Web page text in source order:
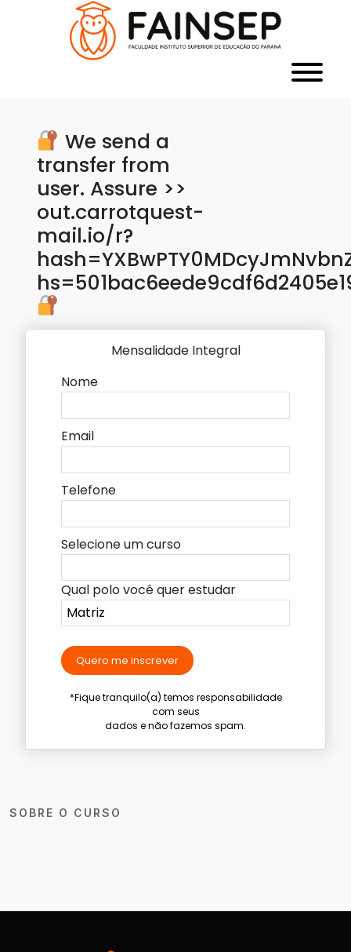
We send a
transfer from
user. Assure >>
out.carrotquest-
mail.io/r?
SOBRE O CURSO
Mensalidade Integral
Nome
Email
Telefone
Selecione um curso
Qual polo você quer estudar
Quero me inscrever
*Fique tranquilo(a) temos responsabilidade
com seus
dados e não fazemos spam.